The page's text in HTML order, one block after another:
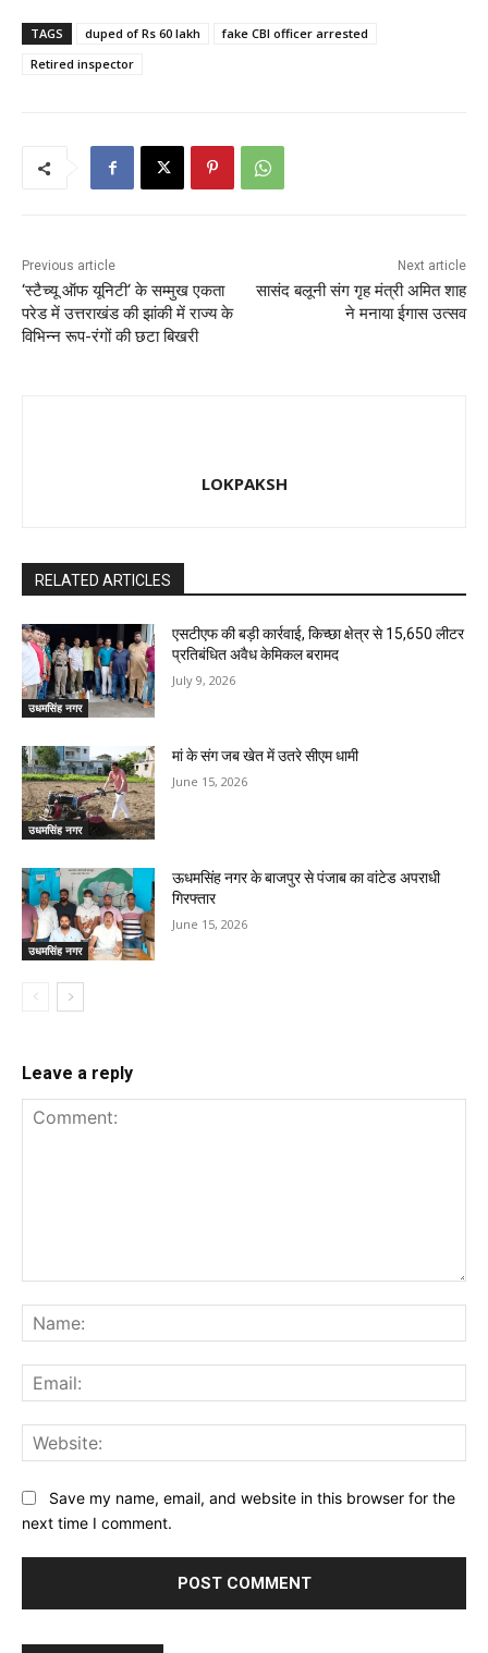
c
e
st
o
o
n
ai ar
TAGS duped of Rs 60 lakh
fake CBI officer arrested
Retired inspector
Previous article
‘स्टैच्यू ऑफ यूनिटी‘ के सम्मुख एकता
परेड में उत्तराखंड की झांकी में राज्य के
विभिन्न रूप-रंगों की छटा बिखरी
Next article
सासंद बलूनी संग गृह मंत्री अमित शाह
ने मनाया ईगास उत्सव
LOKPAKSH
RELATED ARTICLES
उधमसिंह नगर
एसटीएफ की बड़ी कार्रवाई, किच्छा क्षेत्र से 15,650 लीटर
प्रतिबंधित अवैध केमिकल बरामद
July 9, 2026
उधमसिंह नगर
मां के संग जब खेत में उतरे सीएम धामी
June 15, 2026
उधमसिंह नगर
ऊधमसिंह नगर के बाजपुर से पंजाब का वांटेड अपराधी
गिरफ्तार
June 15, 2026
Leave a reply
Save my name, email, and website in this browser for the
next time I comment.